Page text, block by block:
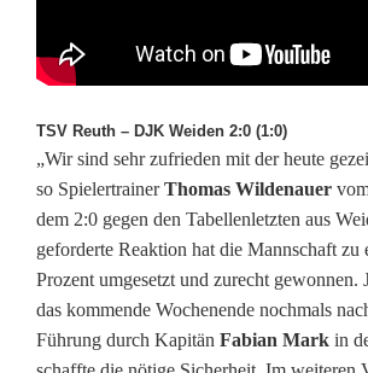
TSV Reuth – DJK Weiden 2:0 (1:0)
„Wir sind sehr zufrieden mit der heute
so SpielertrainerThomas Wildenauer
dem 2:0 gegen den Tabellenletzten aus
geforderte Reaktion hat die Mannschaft zu
Prozent umgesetzt und zurecht
das kommende Wochenende nochmals
Führung durch Kapitän Fabian Mark in